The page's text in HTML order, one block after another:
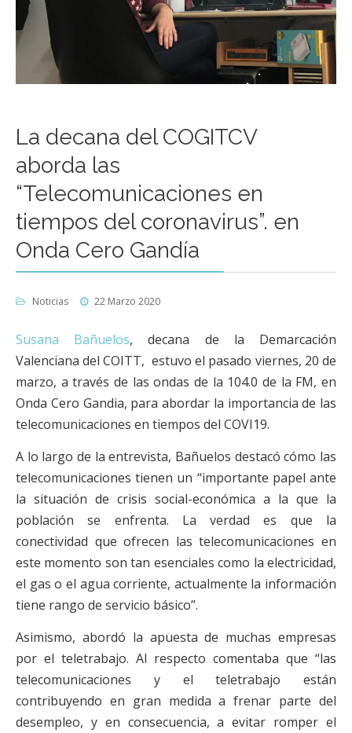
La decana del COGITCV
aborda las
“Telecomunicaciones en
tiempos del coronavirus”. en
Onda Cero Gandía
Noticias 22 Marzo 2020
Susana Bañuelos, decana de la Demarcación
Valenciana del COITT, estuvo el pasado viernes, 20 de
marzo, a través de las ondas de la 104.0 de la FM, en
Onda Cero Gandia, para abordar la importancia de las
telecomunicaciones en tiempos del COVI19.
A lo largo de la entrevista, Bañuelos destacó cómo las
telecomunicaciones tienen un “importante papel ante
la situación de crisis social-económica a la que la
población se enfrenta. La verdad es que la
conectividad que ofrecen las telecomunicaciones en
este momento son tan esenciales como la electricidad,
el gas o el agua corriente, actualmente la información
tiene rango de servicio básico”.
Asimismo, abordó la apuesta de muchas empresas
por el teletrabajo. Al respecto comentaba que “las
telecomunicaciones y el teletrabajo están
contribuyendo en gran medida a frenar parte del
desempleo, y en consecuencia, a evitar romper el